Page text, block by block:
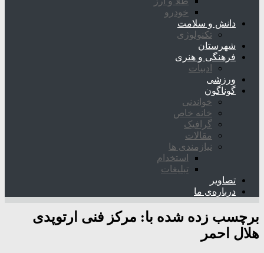
خودرو
دانش و سلامت
تکنولوژی
شهرستان
فرهنگی و هنری
ادبیات
ورزشی
گوناگون
خواندنی
خانه خاص
گرافیک
مقالات
نیازمندی ها
استخدام
تبلیغات
تصاویر
درباره‌ی ما
برچسب زده شده با: مرکز فنی ارتوپدی
هلال احمر